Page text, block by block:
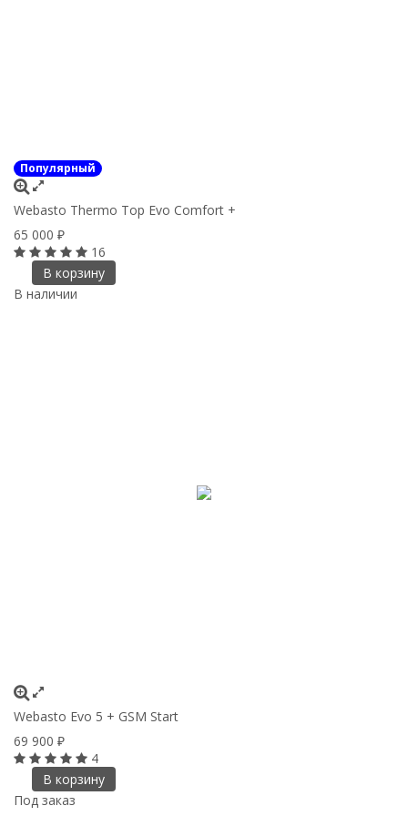
Популярный
Webasto Thermo Top Evo Comfort +
65 000 ₽
16
В корзину
В наличии
Webasto Evo 5 + GSM Start
69 900 ₽
4
В корзину
Под заказ